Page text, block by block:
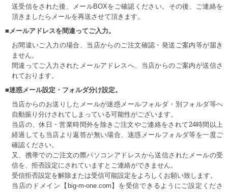
送受信をされた後、メールBOXをご確認ください。その後、ご連絡を
頂きましたらメールを再送させて頂きます。
■メールアドレスを間違ってご入力。
お間違いご入力の場合、当店からのご注文確認・発送ご案内等が届き
ません。
間違ってご入力されたメールアドレスへ、当店からのご案内が送信さ
れております。
■迷惑メール設定・フォルダ分け設定。
当店からのお送りしたメールが迷惑メールフォルダ・別フォルダ等へ
自動振り分けされてしまっている可能性がございます。
当店の、休日・営業時間外を除きご注文やご連絡をされて24時間以上
経過しても当店より返答が無い場合、迷惑メールフォルダ等を一度ご
確認ください。
又、携帯でのご注文の際パソコンアドレスから送信されたメールの受
信を、拒否設定にされていますとご連絡ができません。
受信拒否設定を解除または受信可能設定をよろしくお願い致します。
当店のドメイン【big-m-one.com】を受信できるようにご設定くださ